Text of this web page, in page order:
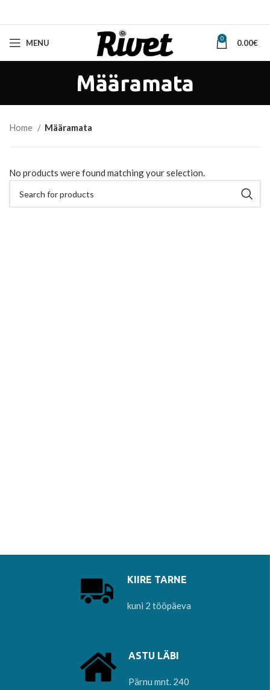
MENU 0 0.00€
Määramata
Home Määramata
No products were found matching your selection.
KIIRE TARNE
kuni 2 tööpäeva
ASTU LÄBI
Pärnu mnt. 240